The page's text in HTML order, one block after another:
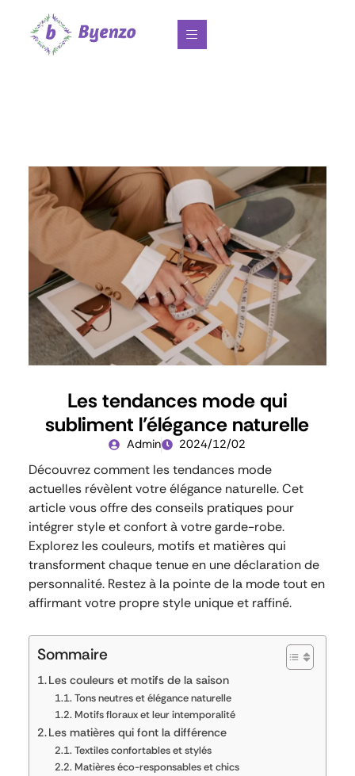
Les tendances mode qui
subliment l’élégance naturelle
Admin 2024/12/02
Découvrez comment les tendances mode
actuelles révèlent votre élégance naturelle. Cet
article vous offre des conseils pratiques pour
intégrer style et confort à votre garde-robe.
Explorez les couleurs, motifs et matières qui
transforment chaque tenue en une déclaration de
personnalité. Restez à la pointe de la mode tout en
affirmant votre propre style unique et raffiné.
Sommaire
Les couleurs et motifs de la saison
Tons neutres et élégance naturelle
Motifs floraux et leur intemporalité
Les matières qui font la différence
Textiles confortables et stylés
Matières éco-responsables et chics